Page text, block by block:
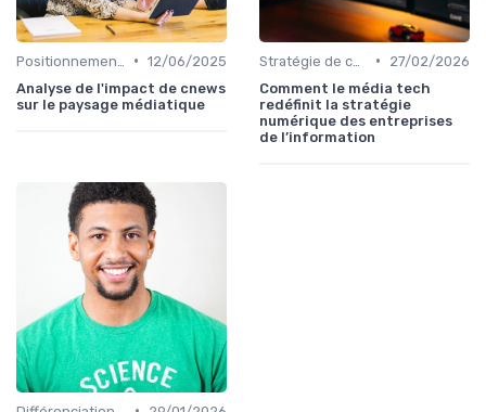
• 12/06/2025
Analyse de l'impact de cnews
sur le paysage médiatique
•
27/02/2026
Comment le média tech
redéfinit la stratégie
numérique des entreprises
de l’information